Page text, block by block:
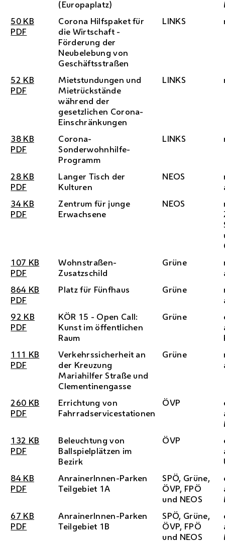
(Europaplatz)
50 KB
PDF
Corona Hilfspaket für
die Wirtschaft -
Förderung der
Neubelebung von
Geschäftsstraßen
LINKS
52 KB
PDF
Mietstundungen und
Mietrückstände
während der
gesetzlichen Corona-
Einschränkungen
LINKS
38 KB
PDF
Corona-
Sonderwohnhilfe-
Programm
LINKS
28 KB
PDF
Langer Tisch der
Kulturen
NEOS
34 KB
PDF
Zentrum für junge
Erwachsene
NEOS
107 KB
PDF
Wohnstraßen-
Zusatzschild
Grüne
864 KB
PDF
Platz für Fünfhaus Grüne
92 KB
PDF
KÖR 15 - Open Call:
Kunst im öffentlichen
Raum
Grüne
111 KB
PDF
Verkehrssicherheit an
der Kreuzung
Mariahilfer Straße und
Clementinengasse
Grüne
260 KB
PDF
Errichtung von
Fahrradservicestationen
ÖVP
132 KB
PDF
Beleuchtung von
Ballspielplätzen im
Bezirk
ÖVP
84 KB
PDF
AnrainerInnen-Parken
Teilgebiet 1A
SPÖ, Grüne,
ÖVP, FPÖ
und NEOS
67 KB
PDF
AnrainerInnen-Parken
Teilgebiet 1B
SPÖ, Grüne,
ÖVP, FPÖ
und NEOS